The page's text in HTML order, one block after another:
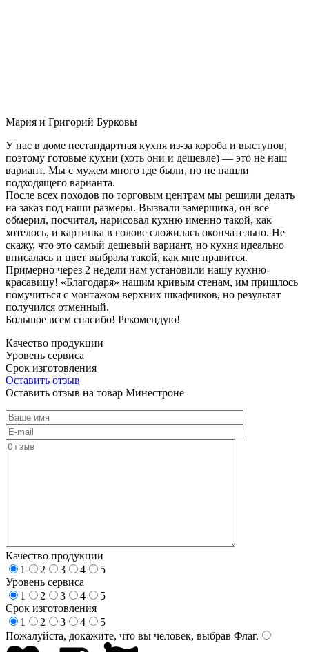
Мария и Григорий Бурковы
У нас в доме нестандартная кухня из-за короба и выступов,
поэтому готовые кухни (хоть они и дешевле) — это не наш
вариант. Мы с мужем много где были, но не нашли
подходящего варианта.
После всех походов по торговым центрам мы решили делать
на заказ под наши размеры. Вызвали замерщика, он все
обмерил, посчитал, нарисовал кухню именно такой, как
хотелось, и картинка в голове сложилась окончательно. Не
скажу, что это самый дешевый вариант, но кухня идеально
вписалась и цвет выбрала такой, как мне нравится.
Примерно через 2 недели нам установили нашу кухню-
красавицу! «Благодаря» нашим кривым стенам, им пришлось
помучиться с монтажом верхних шкафчиков, но результат
получился отменный.
Большое всем спасибо! Рекомендую!
Качество продукции
Уровень сервиса
Срок изготовления
Оставить отзыв
Оставить отзыв на товар Минестроне
Качество продукции
1
2 3 4
5
Уровень сервиса
1
2 3 4
5
Срок изготовления
1
2 3 4
5
Пожалуйста, докажите, что вы человек, выбрав Флаг.